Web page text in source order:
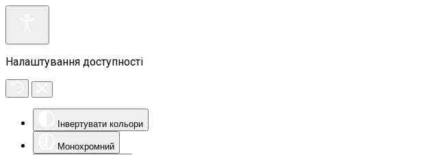
Налаштування доступності
Інвертувати кольори
Монохромний